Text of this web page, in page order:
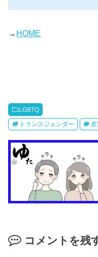
抜し
→ HOME
LGBTQ
トランスジェンダー 差
コメントを残